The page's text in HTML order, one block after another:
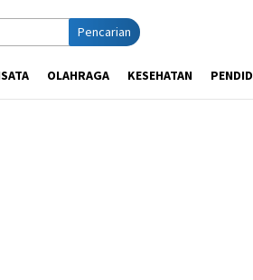
Pencarian
OLAHRAGA KESEHATAN